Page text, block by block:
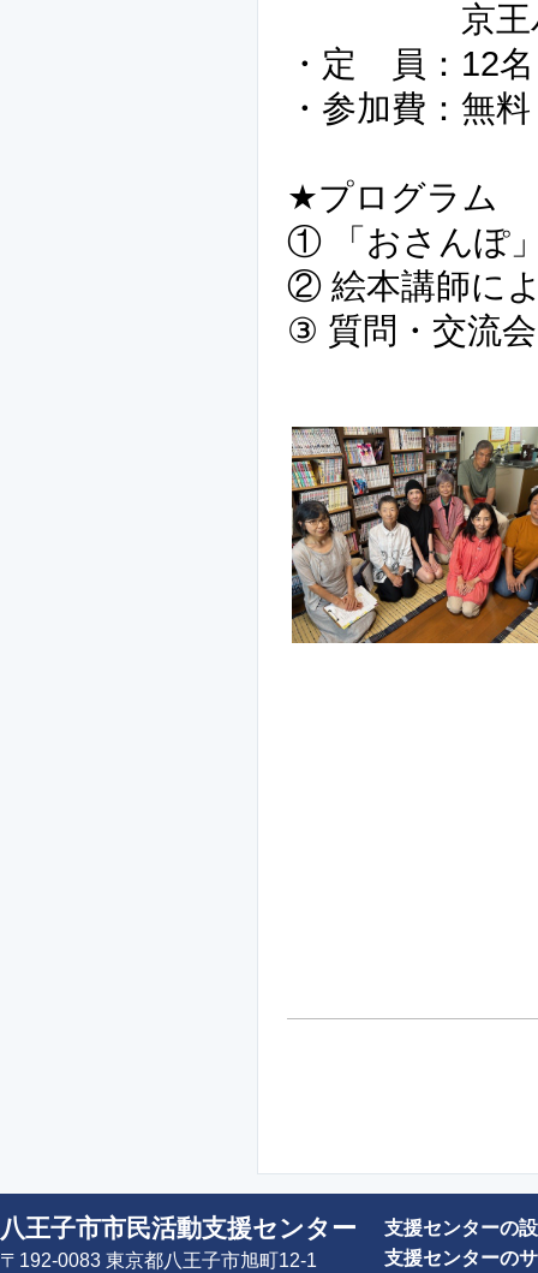
京王バス
・定 員：12名
・参加費：無料
★プログラム
① 「おさんぽ
② 絵本講師に
③ 質問・交流会
八王子市市民活動支援センター
〒192-0083 東京都八王子市旭町12-1
支援センターの
支援センターの